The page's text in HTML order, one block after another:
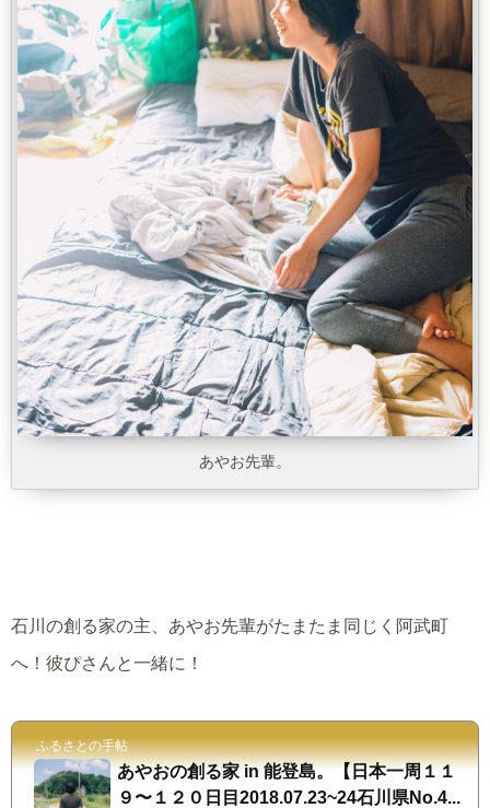
あやお先輩。
石川の創る家の主、あやお先輩がたまたま同じく阿武町
へ！彼ぴさんと一緒に！
ふるさとの手帖
あやおの創る家 in 能登島。【日本一周１１
９〜１２０日目2018.07.23~24石川県No.4...